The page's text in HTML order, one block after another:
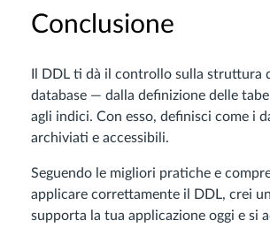
Conclusione
Il DDL ti dà il controllo sulla struttura
database — dalla definizione delle
agli indici. Con esso, definisci come i
archiviati e accessibili.
Seguendo le migliori pratiche e
applicare correttamente il DDL, crei
supporta la tua applicazione oggi e si